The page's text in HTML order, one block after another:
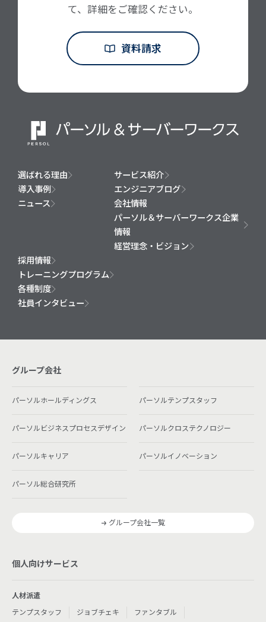
て、詳細をご確認ください。
資料請求
選ばれる理由
サービス紹介
導入事例
エンジニアブログ
ニュース
会社情報
パーソル＆サーバーワークス企業
情報
経営理念・ビジョン
採用情報
トレーニングプログラム
各種制度
社員インタビュー
グループ会社
パーソルホールディングス パーソルテンプスタッフ
パーソルビジネスプロセスデザイン パーソルクロステクノロジー
パーソルキャリア パーソルイノベーション
パーソル総合研究所
グループ会社一覧
個人向けサービス
人材派遣
テンプスタッフ
ジョブチェキ
ファンタブル